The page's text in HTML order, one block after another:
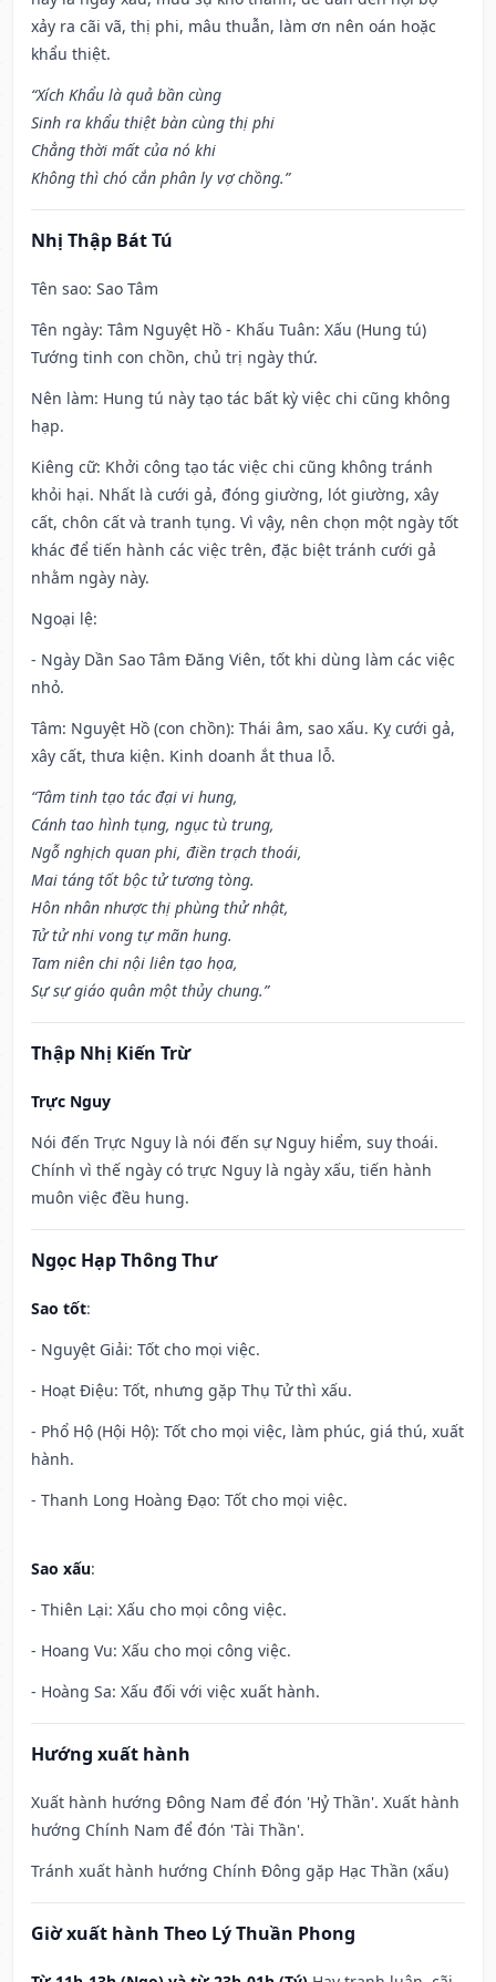
xảy ra cãi vã, thị phi, mâu thuẫn, làm ơn nên oán hoặc
khẩu thiệt.
“Xích Khẩu là quả bần cùng
Sinh ra khẩu thiệt bàn cùng thị phi
Chẳng thời mất của nó khi
Không thì chó cắn phân ly vợ chồng.”
Nhị Thập Bát Tú
Tên sao: Sao Tâm
Tên ngày: Tâm Nguyệt Hồ - Khấu Tuân: Xấu (Hung tú)
Tướng tinh con chồn, chủ trị ngày thứ.
Nên làm: Hung tú này tạo tác bất kỳ việc chi cũng không
hạp.
Kiêng cữ: Khởi công tạo tác việc chi cũng không tránh
khỏi hại. Nhất là cưới gả, đóng giường, lót giường, xây
cất, chôn cất và tranh tụng. Vì vậy, nên chọn một ngày tốt
khác để tiến hành các việc trên, đặc biệt tránh cưới gả
nhằm ngày này.
Ngoại lệ:
- Ngày Dần Sao Tâm Đăng Viên, tốt khi dùng làm các việc
nhỏ.
Tâm: Nguyệt Hồ (con chồn): Thái âm, sao xấu. Kỵ cưới gả,
xây cất, thưa kiện. Kinh doanh ắt thua lỗ.
“Tâm tinh tạo tác đại vi hung,
Cánh tao hình tụng, ngục tù trung,
Ngỗ nghịch quan phi, điền trạch thoái,
Mai táng tốt bộc tử tương tòng.
Hôn nhân nhược thị phùng thử nhật,
Tử tử nhi vong tự mãn hung.
Tam niên chi nội liên tạo họa,
Sự sự giáo quân một thủy chung.”
Thập Nhị Kiến Trừ
Trực Nguy
Nói đến Trực Nguy là nói đến sự Nguy hiểm, suy thoái.
Chính vì thế ngày có trực Nguy là ngày xấu, tiến hành
muôn việc đều hung.
Ngọc Hạp Thông Thư
Sao tốt:
- Nguyệt Giải: Tốt cho mọi việc.
- Hoạt Điệu: Tốt, nhưng gặp Thụ Tử thì xấu.
- Phổ Hộ (Hội Hộ): Tốt cho mọi việc, làm phúc, giá thú, xuất
hành.
- Thanh Long Hoàng Đạo: Tốt cho mọi việc.
Sao xấu:
- Thiên Lại: Xấu cho mọi công việc.
- Hoang Vu: Xấu cho mọi công việc.
- Hoàng Sa: Xấu đối với việc xuất hành.
Hướng xuất hành
Xuất hành hướng Đông Nam để đón 'Hỷ Thần'. Xuất hành
hướng Chính Nam để đón 'Tài Thần'.
Tránh xuất hành hướng Chính Đông gặp Hạc Thần (xấu)
Giờ xuất hành Theo Lý Thuần Phong